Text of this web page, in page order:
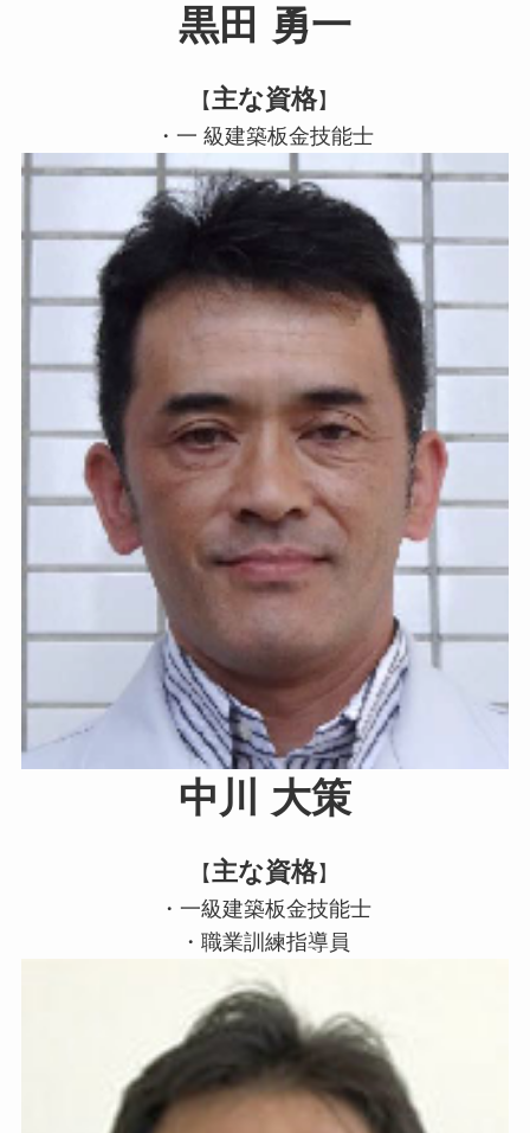
黒田 勇一
【主な資格】
・一 級建築板金技能士
中川 大策
【主な資格】
・一級建築板金技能士
・職業訓練指導員